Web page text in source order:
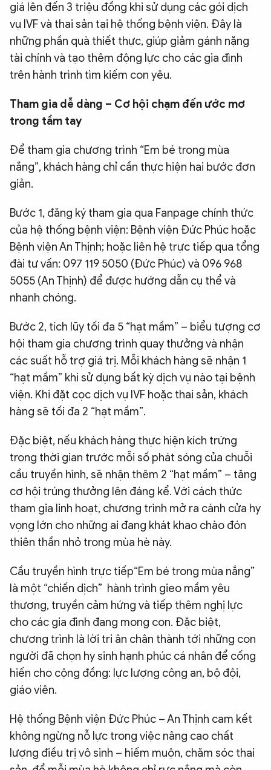
giá lên đến 3 triệu đồng khi sử dụng các gói dịch
vụ IVF và thai sản tại hệ thống bệnh viện. Đây là
những phần quà thiết thực, giúp giảm gánh nặng
tài chính và tạo thêm động lực cho các gia đình
trên hành trình tìm kiếm con yêu.
Tham gia dễ dàng – Cơ hội chạm đến ước mơ
trong tầm tay
Để tham gia chương trình “Em bé trong mùa
nắng”, khách hàng chỉ cần thực hiện hai bước đơn
giản.
Bước 1, đăng ký tham gia qua Fanpage chính thức
của hệ thống bệnh viện: Bệnh viện Đức Phúc hoặc
Bệnh viện An Thịnh; hoặc liên hệ trực tiếp qua tổng
đài tư vấn: 097 119 5050 (Đức Phúc) và 096 968
5055 (An Thịnh) để được hướng dẫn cụ thể và
nhanh chóng.
Bước 2, tích lũy tối đa 5 “hạt mầm” – biểu tượng cơ
hội tham gia chương trình quay thưởng và nhận
các suất hỗ trợ giá trị. Mỗi khách hàng sẽ nhận 1
“hạt mầm” khi sử dụng bất kỳ dịch vụ nào tại bệnh
viện. Khi đặt cọc dịch vụ IVF hoặc thai sản, khách
hàng sẽ tối đa 2 “hạt mầm”.
Đặc biệt, nếu khách hàng thực hiện kích trứng
trong thời gian trước mỗi số phát sóng của chuỗi
cầu truyền hình, sẽ nhận thêm 2 “hạt mầm” – tăng
cơ hội trúng thưởng lên đáng kể. Với cách thức
tham gia linh hoạt, chương trình mở ra cánh cửa hy
vọng lớn cho những ai đang khát khao chào đón
thiên thần nhỏ trong mùa hè này.
Cầu truyền hình trực tiếp“Em bé trong mùa nắng”
là một “chiến dịch” hành trình gieo mầm yêu
thương, truyền cảm hứng và tiếp thêm nghị lực
cho các gia đình đang mong con. Đặc biệt,
chương trình là lời tri ân chân thành tới những con
người đã chọn hy sinh hạnh phúc cá nhân để cống
hiến cho cộng đồng: lực lượng công an, bộ đội,
giáo viên.
Hệ thống Bệnh viện Đức Phúc – An Thịnh cam kết
không ngừng nỗ lực trong việc nâng cao chất
lượng điều trị vô sinh – hiếm muộn, chăm sóc thai